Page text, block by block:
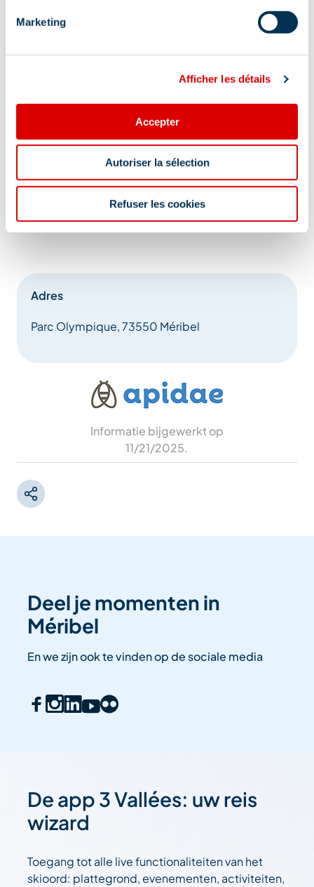
Marketing
Afficher les détails
Accepter
Autoriser la sélection
Refuser les cookies
Adres
Parc Olympique, 73550 Méribel
Informatie bijgewerkt op
11/21/2025.
Deel je momenten in
Méribel
En we zijn ook te vinden op de sociale media
De app 3 Vallées: uw reis
wizard
Toegang tot alle live functionaliteiten van het
skioord: plattegrond, evenementen, activiteiten,